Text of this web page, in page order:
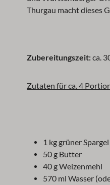
Thurgau macht dieses
Zubereitungszeit:ca.
Zutaten für ca. 4
1 kg grüner Spargel
50 g Butter
40 g Weizenmehl
570 ml Wasser